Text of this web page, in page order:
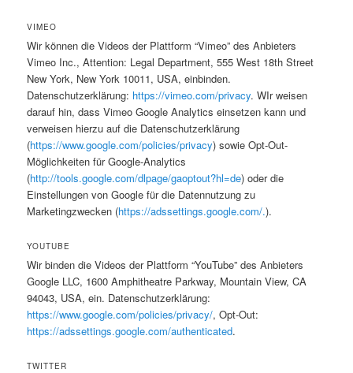
VIMEO
Wir können die Videos der Plattform “Vimeo” des Anbieters
Vimeo Inc., Attention: Legal Department, 555 West 18th Street
New York, New York 10011, USA, einbinden.
Datenschutzerklärung: https://vimeo.com/privacy. WIr weisen
darauf hin, dass Vimeo Google Analytics einsetzen kann und
verweisen hierzu auf die Datenschutzerklärung
(https://www.google.com/policies/privacy) sowie Opt-Out-
Möglichkeiten für Google-Analytics
(http://tools.google.com/dlpage/gaoptout?hl=de) oder die
Einstellungen von Google für die Datennutzung zu
Marketingzwecken (https://adssettings.google.com/.).
YOUTUBE
Wir binden die Videos der Plattform “YouTube” des Anbieters
Google LLC, 1600 Amphitheatre Parkway, Mountain View, CA
94043, USA, ein. Datenschutzerklärung:
https://www.google.com/policies/privacy/, Opt-Out:
https://adssettings.google.com/authenticated.
TWITTER